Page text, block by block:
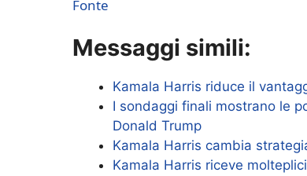
Fonte
Messaggi simili:
Kamala Harris riduce il
I sondaggi finali mostrano le
Donald Trump
Kamala Harris cambia
Kamala Harris riceve